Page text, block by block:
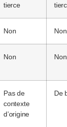
tierce
Non Non
Non Non
Pas de
contexte
d’origine
De